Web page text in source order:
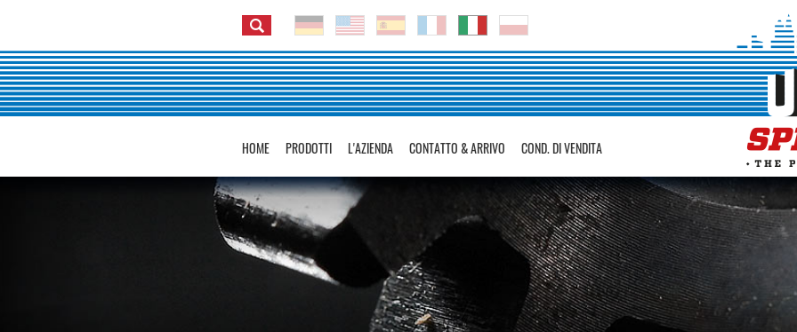
HOME PRODOTTI L'AZIENDA CONTATTO & ARRIVO COND. DI VENDITA